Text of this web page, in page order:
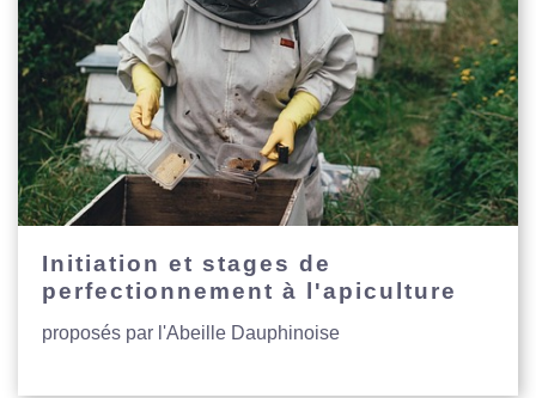
Initiation et stages de
perfectionnement à l'apiculture
proposés par l'Abeille Dauphinoise